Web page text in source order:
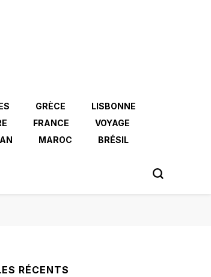
GRÈCE
LISBONNE
FRANCE
VOYAGE
MAROC
BRÉSIL
RÉCENTS